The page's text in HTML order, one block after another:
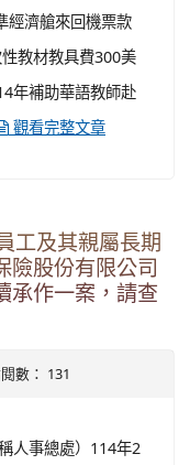
經濟艙來回機票款
教材教具費300美
年補助華語教師赴
觀看完整文章
工及其親屬長期
險股份有限公司
承作一案，請查
數： 131
人事總處）114年2